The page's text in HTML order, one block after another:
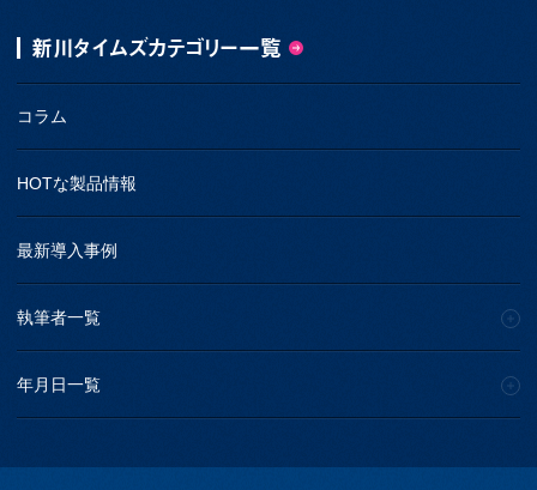
新川タイムズカテゴリー一覧
コラム
HOTな製品情報
最新導入事例
執筆者一覧
年月日一覧